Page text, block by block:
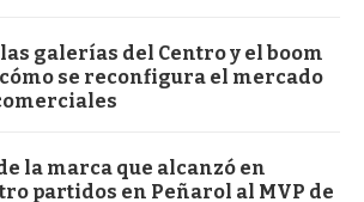
las galerías del Centro y el boom
se reconfigura el mercado
la marca que alcanzó en
partidos en Peñarol al MVP de